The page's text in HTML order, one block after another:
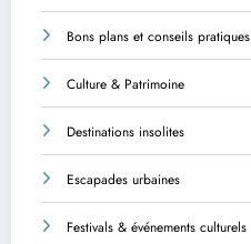
Bons plans et conseils pratiques
Culture & Patrimoine
Destinations insolites
Escapades urbaines
Festivals & événements culturels